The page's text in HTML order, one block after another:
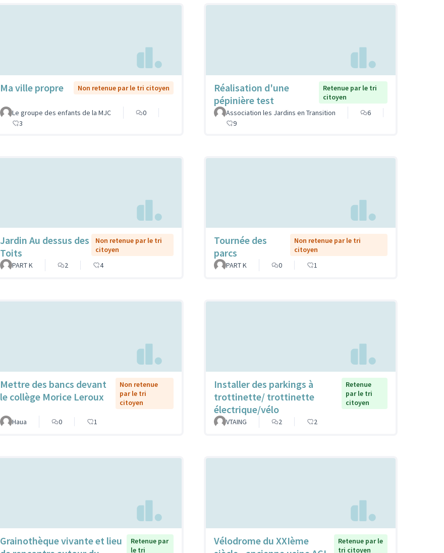
Ma ville propre Non retenue par le tri citoyen
Le groupe des enfants de la MJC
0
3
Réalisation d'une
pépinière test
Retenue par le tri
citoyen
Association les Jardins en Transition
6
9
Jardin Au dessus des
Toits
Non retenue par le tri
citoyen
PART K
2 4
Tournée des
parcs
Non retenue par le tri
citoyen
PART K
0 1
Mettre des bancs devant
le collège Morice Leroux
Non retenue
par le tri
citoyen
Haua 0 1
Installer des parkings à
trottinette/ trottinette
électrique/vélo
Retenue
par le tri
citoyen
VTAING 2 2
Grainothèque vivante et lieu
Retenue par
le tri
Vélodrome du XXIème
Retenue par le
tri citoyen